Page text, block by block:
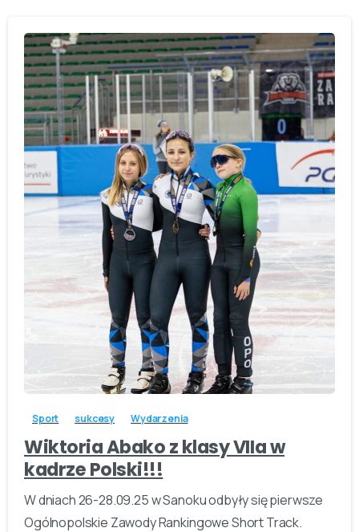
Sport sukcesy Wydarzenia
Wiktoria Abako z klasy VIIa w
kadrze Polski!!!
W dniach 26-28.09.25 w Sanoku odbyły się pierwsze
Ogólnopolskie Zawody Rankingowe Short Track.